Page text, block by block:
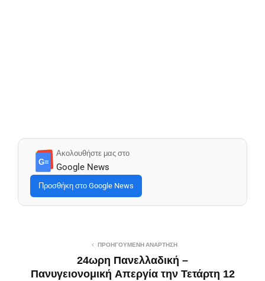
G≡
Ακολουθήστε μας στο
Google News
Προσθήκη στο Google News
ΠΡΟΗΓΟΎΜΕΝΗ ΑΝΆΡΤΗΣΗ
24ωρη Πανελλαδική –
Πανυγειονομική Απεργία την Τετάρτη 12